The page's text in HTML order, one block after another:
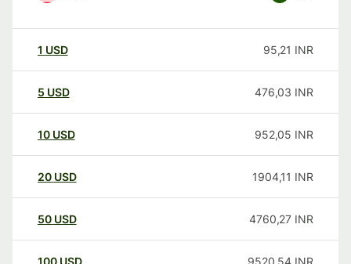
1 USD 95,21 INR
5 USD 476,03 INR
10 USD 952,05 INR
20 USD 1904,11 INR
50 USD 4760,27 INR